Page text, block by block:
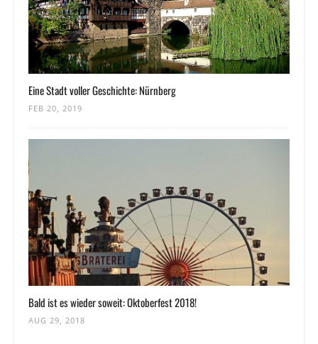
Eine Stadt voller Geschichte: Nürnberg
FEB 20, 2019
Bald ist es wieder soweit: Oktoberfest 2018!
AUG 29, 2018